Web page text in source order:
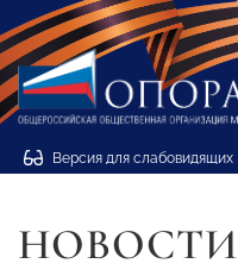
Версия для слабовидящих
НОВОСТИ